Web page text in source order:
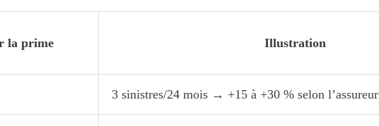
la prime Illustration
3 sinistres/24 mois → +15 à +30 % selon l’assureur